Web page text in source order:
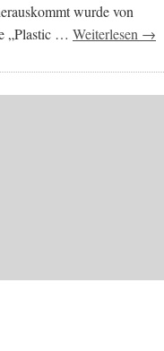
wurde von
„Plastic … Weiterlesen →